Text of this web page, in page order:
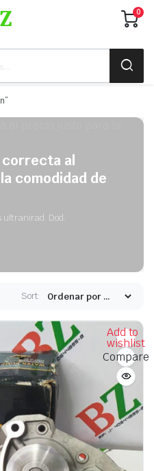
0
correcta al
comodidad de
ultranirad. Dod.
Sort:
Add to
wishlist
Compare